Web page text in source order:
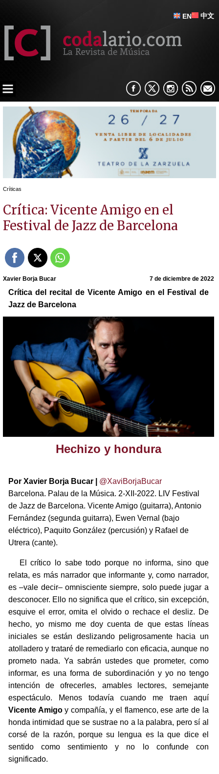
EN 中文
Críticas
Crítica: Vicente Amigo en el
Festival de Jazz de Barcelona
Xavier Borja Bucar 7 de diciembre de 2022
Crítica del recital de Vicente Amigo en el Festival de
Jazz de Barcelona
Hechizo y hondura
Por Xavier Borja Bucar |
@XaviBorjaBucar
Barcelona. Palau de la Música. 2-XII-2022. LIV Festival
de Jazz de Barcelona. Vicente Amigo (guitarra), Antonio
Fernández (segunda guitarra), Ewen Vernal (bajo
eléctrico), Paquito González (percusión) y Rafael de
Utrera (cante).
El crítico lo sabe todo porque no informa, sino que
relata, es más narrador que informante y, como narrador,
es –vale decir– omnisciente siempre, solo puede jugar a
desconocer. Ello no significa que el crítico, sin excepción,
esquive el error, omita el olvido o rechace el desliz. De
hecho, yo mismo me doy cuenta de que estas líneas
iniciales se están deslizando peligrosamente hacia un
atolladero y trataré de remediarlo con eficacia, aunque no
prometo nada. Ya sabrán ustedes que prometer, como
informar, es una forma de subordinación y yo no tengo
intención de ofrecerles, amables lectores, semejante
espectáculo. Menos todavía cuando me traen aquí
Vicente Amigoy compañía, y el flamenco, ese arte de la
honda intimidad que se sustrae no a la palabra, pero sí al
corsé de la razón, porque su lengua es la que dice el
sentido como sentimiento y no lo confunde con
significado.